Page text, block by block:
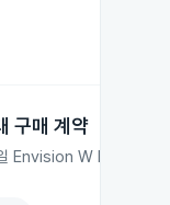
구매 계약
W